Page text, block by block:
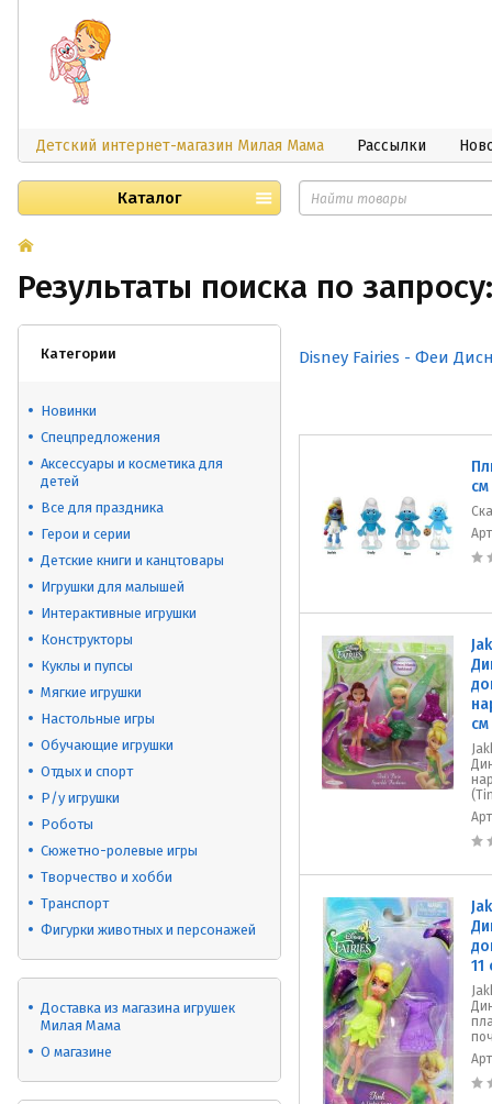
Детский интернет-магазин Милая Мама Рассылки
Каталог
Результаты поиска по
Категории
Новинки
Спецпредложения
Аксессуары и косметика для
детей
Все для праздника
Герои и серии
Детские книги и канцтовары
Игрушки для малышей
Интерактивные игрушки
Конструкторы
Куклы и пупсы
Мягкие игрушки
Настольные игры
Обучающие игрушки
Отдых и спорт
Р/у игрушки
Роботы
Сюжетно-ролевые игры
Творчество и хобби
Транспорт
Фигурки животных и персонажей
Доставка из магазина игрушек
Милая Мама
О магазине
Disney Fairies - Феи
см
11